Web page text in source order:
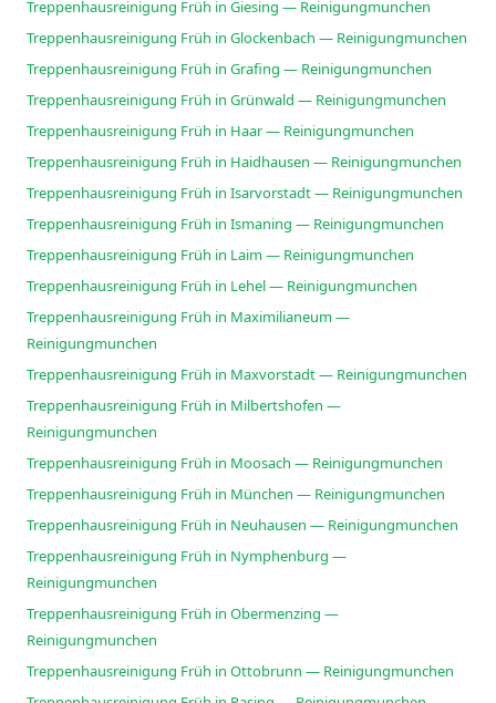
Treppenhausreinigung Früh in Giesing — Reinigungmunchen
Treppenhausreinigung Früh in Glockenbach — Reinigungmunchen
Treppenhausreinigung Früh in Grafing — Reinigungmunchen
Treppenhausreinigung Früh in Grünwald — Reinigungmunchen
Treppenhausreinigung Früh in Haar — Reinigungmunchen
Treppenhausreinigung Früh in Haidhausen — Reinigungmunchen
Treppenhausreinigung Früh in Isarvorstadt — Reinigungmunchen
Treppenhausreinigung Früh in Ismaning — Reinigungmunchen
Treppenhausreinigung Früh in Laim — Reinigungmunchen
Treppenhausreinigung Früh in Lehel — Reinigungmunchen
Treppenhausreinigung Früh in Maximilianeum —
Reinigungmunchen
Treppenhausreinigung Früh in Maxvorstadt — Reinigungmunchen
Treppenhausreinigung Früh in Milbertshofen —
Reinigungmunchen
Treppenhausreinigung Früh in Moosach — Reinigungmunchen
Treppenhausreinigung Früh in München — Reinigungmunchen
Treppenhausreinigung Früh in Neuhausen — Reinigungmunchen
Treppenhausreinigung Früh in Nymphenburg —
Reinigungmunchen
Treppenhausreinigung Früh in Obermenzing —
Reinigungmunchen
Treppenhausreinigung Früh in Ottobrunn — Reinigungmunchen